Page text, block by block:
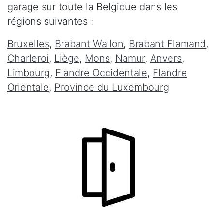
garage sur toute la Belgique dans les
régions suivantes :
Bruxelles, Brabant Wallon, Brabant Flamand,
Charleroi, Liège, Mons, Namur, Anvers,
Limbourg, Flandre Occidentale, Flandre
Orientale, Province du Luxembourg